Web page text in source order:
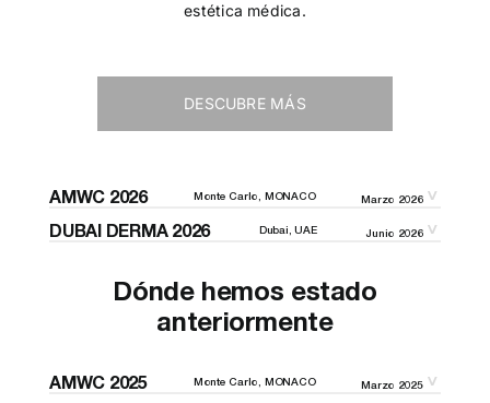
estética médica.
DESCUBRE MÁS
AMWC 2026 Monte Carlo, MONACO Marzo 2026
DUBAI DERMA 2026 Dubai, UAE Junio 2026
Dónde hemos estado
anteriormente
AMWC 2025 Monte Carlo, MONACO Marzo 2025